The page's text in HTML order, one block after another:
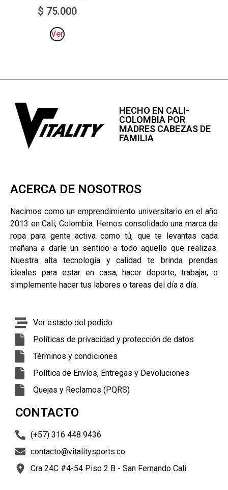
$ 75.000
Ver
HECHO EN CALI-
COLOMBIA POR
MADRES CABEZAS DE
FAMILIA
ACERCA DE NOSOTROS
Nacimos como un emprendimiento universitario en el año
2013 en Cali, Colombia. Hemos consolidado una marca de
ropa para gente activa como tú, que te levantas cada
mañana a darle un sentido a todo aquello que realizas.
Nuestra alta tecnología y calidad te brinda prendas
ideales para estar en casa, hacer deporte, trabajar, o
simplemente hacer tus labores o tareas del día a día.
Ver estado del pedido
Políticas de privacidad y protección de datos
Términos y condiciones
Política de Envíos, Entregas y Devoluciones
Quejas y Reclamos (PQRS)
CONTACTO
(+57) 316 448 9436
contacto@vitalitysports.co
Cra 24C #4-54 Piso 2 B - San Fernando Cali